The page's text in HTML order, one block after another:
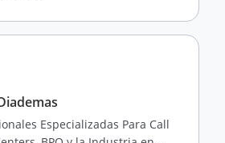
Especializadas Para Call